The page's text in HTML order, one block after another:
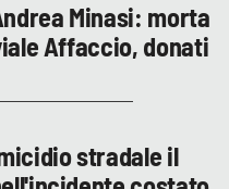
Minasi: morta
Affaccio, donati
stradale il